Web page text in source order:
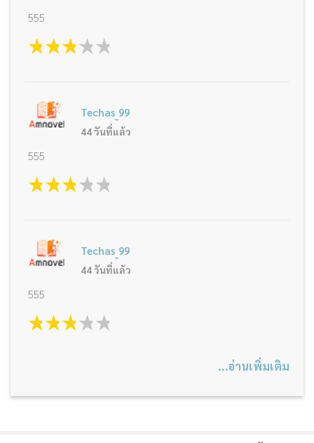
555
1 star
2 stars
3 stars
4 stars
Techas_99
44 วันที่แล้ว
555
1 star
2 stars
3 stars
4 stars
Techas_99
44 วันที่แล้ว
555
1 star
2 stars
3 stars
4 stars
...อ่านเพิ่มเติม